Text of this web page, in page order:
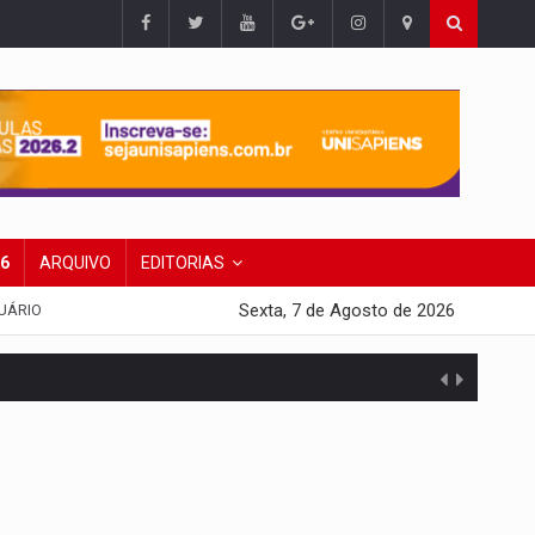
ARQUIVO EDITORIAS
Sexta, 7 de Agosto de 2026